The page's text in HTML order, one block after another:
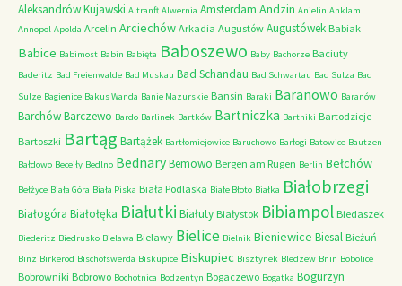
Aleksandrów Kujawski Altranft Alwernia Amsterdam Andzin Anielin Anklam
Annopol Apolda Arcelin Arciechów Arkadia Augustów Augustówek Babiak
Babice Babimost Babin Babięta Baboszewo Baby Bachorze Baciuty
Baderitz Bad Freienwalde Bad Muskau Bad Schandau Bad Schwartau Bad Sulza Bad
Sulze Bagienice Bakus Wanda Banie Mazurskie Bansin Baraki Baranowo Baranów
BarchówBarczewo Bardo Barlinek Bartków Bartniczka Bartniki Bartodzieje
Bartoszki Bartąg Bartążek Bartłomiejowice Baruchowo Barłogi Batowice Bautzen
Bałdowo Becejły Bedlno BednaryBemowo Bergen am Rugen Berlin Bełchów
Bełżyce Biała Góra Biała Piska Biała Podlaska Białe Błoto Białka Białobrzegi
Białogóra Białołęka Białutki Białuty Białystok Bibiampol Biedaszek
Biederitz Biedrusko Bielawa Bielawy Bielice Bielnik Bieniewice Biesal Bieżuń
Binz Birkerod Bischofswerda Biskupice Biskupiec Bisztynek Bledzew Bnin Bobolice
Bobrowniki Bobrowo Bochotnica Bodzentyn Bogaczewo Bogatka Bogurzyn